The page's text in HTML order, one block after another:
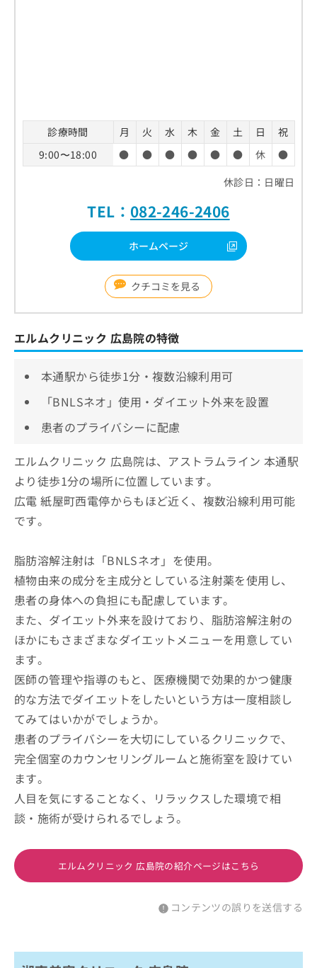
診療時間 月 火 水 木 金 土 日
祝
9:00〜18:00
● ● ● ● ● ● 休
●
休診日：日曜日
TEL： 082-246-2406
ホームページ
クチコミを見る
エルムクリニック 広島院の特徴
本通駅から徒歩1分・複数沿線利用可
「BNLSネオ」使用・ダイエット外来を設置
患者のプライバシーに配慮
エルムクリニック 広島院は、アストラムライン 本通駅
より徒歩1分の場所に位置しています。
広電 紙屋町西電停からもほど近く、複数沿線利用可能
です。
脂肪溶解注射は「BNLSネオ」を使用。
植物由来の成分を主成分としている注射薬を使用し、
患者の身体への負担にも配慮しています。
また、ダイエット外来を設けており、脂肪溶解注射の
ほかにもさまざまなダイエットメニューを用意してい
ます。
医師の管理や指導のもと、医療機関で効果的かつ健康
的な方法でダイエットをしたいという方は一度相談し
てみてはいかがでしょうか。
患者のプライバシーを大切にしているクリニックで、
完全個室のカウンセリングルームと施術室を設けてい
ます。
人目を気にすることなく、リラックスした環境で相
談・施術が受けられるでしょう。
エルムクリニック 広島院の紹介ページはこちら
コンテンツの誤りを送信する